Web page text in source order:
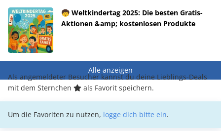
🧒 Weltkindertag 2025: Die besten Gratis-
Aktionen &amp; kostenlosen Produkte
Alle anzeigen
Als angemeldeter Besucher kannst du deine Lieblings-Deals
mit dem Sternchen
als Favorit speichern.
Um die Favoriten zu nutzen, logge dich bitte ein.